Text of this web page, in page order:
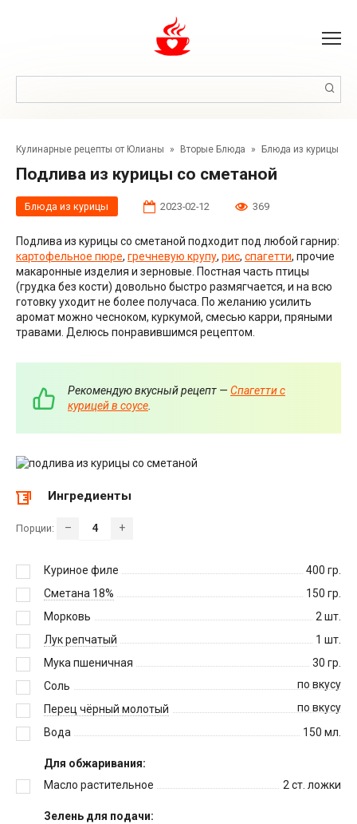
Кулинарные рецепты от Юлианы » Вторые Блюда » Блюда из курицы
Подлива из курицы со сметаной
Блюда из курицы 2023-02-12 369
Подлива из курицы со сметаной подходит под любой гарнир:
картофельное пюре, гречневую крупу, рис, спагетти, прочие
макаронные изделия и зерновые. Постная часть птицы
(грудка без кости) довольно быстро размягчается, и на всю
готовку уходит не более получаса. По желанию усилить
аромат можно чесноком, куркумой, смесью карри, пряными
травами. Делюсь понравившимся рецептом.
Рекомендую вкусный рецепт — Спагетти с
курицей в соусе
Ингредиенты
Порции: – +
Куриное филе 400 гр.
Сметана 18%
150 гр.
Морковь
2 шт.
Лук репчатый
1 шт.
Мука пшеничная
30 гр.
Соль
по вкусу
Перец чёрный молотый
по вкусу
Вода
150 мл.
Для обжаривания:
Масло растительное
2 ст. ложки
Зелень для подачи: